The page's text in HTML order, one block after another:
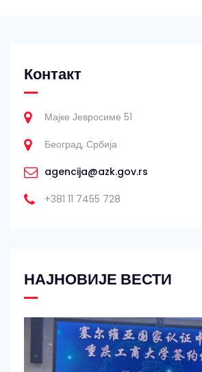
Контакт
Мајке Јевросиме 51
Београд, Србија
agencija@azk.gov.rs
+381 11 7455 728
НАЈНОВИЈЕ ВЕСТИ